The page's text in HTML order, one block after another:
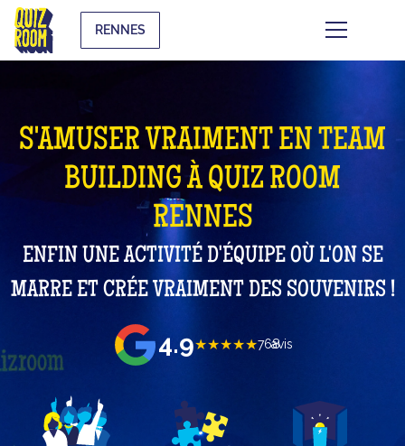
RENNES
S'AMUSER VRAIMENT EN TEAM
BUILDING À QUIZ ROOM
RENNES
ENFIN UNE ACTIVITÉ D'ÉQUIPE OÙ L'ON SE
MARRE ET CRÉE VRAIMENT DES SOUVENIRS !
4.9★★★★★768avis